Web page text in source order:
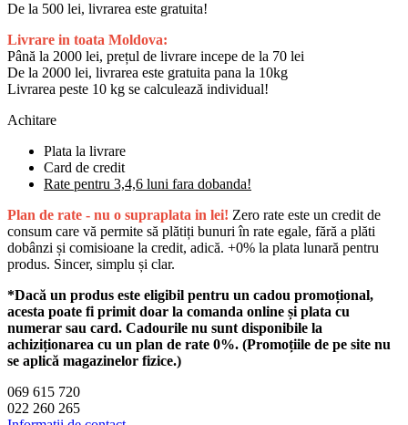
De la 500 lei, livrarea este gratuita!
Livrare in toata Moldova:
Până la 2000 lei, prețul de livrare incepe de la 70 lei
De la 2000 lei, livrarea este gratuita pana la 10kg
Livrarea peste 10 kg se calculează individual!
Achitare
Plata la livrare
Card de credit
Rate pentru 3,4,6 luni fara dobanda!
Plan de rate - nu o supraplata in lei! Zero rate este un credit de
consum care vă permite să plătiți bunuri în rate egale, fără a plăti
dobânzi și comisioane la credit, adică. +0% la plata lunară pentru
produs. Sincer, simplu și clar.
*Dacă un produs este eligibil pentru un cadou promoțional,
acesta poate fi primit doar la comanda online și plata cu
numerar sau card. Cadourile nu sunt disponibile la
achiziționarea cu un plan de rate 0%. (Promoțiile de pe site nu
se aplică magazinelor fizice.)
069 615 720
022 260 265